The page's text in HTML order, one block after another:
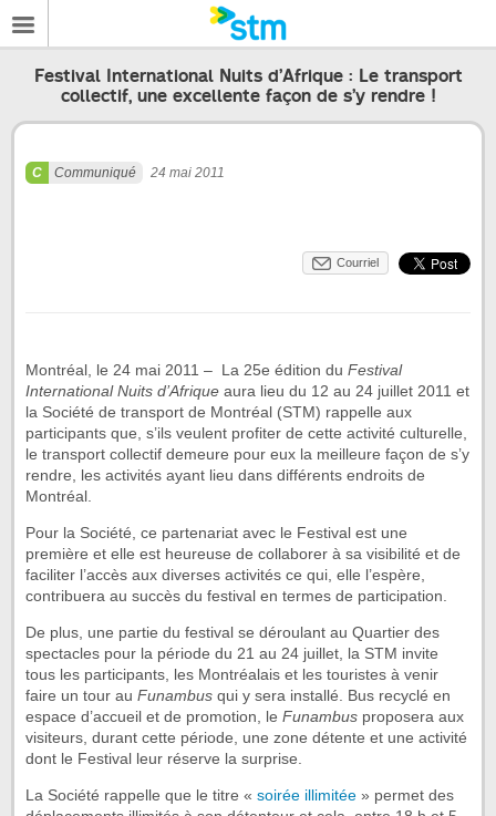
Festival International Nuits d’Afrique : Le transport
collectif, une excellente façon de s’y rendre !
Communiqué 24 mai 2011
Courriel
Montréal, le 24 mai 2011 – La 25e édition du Festival
International Nuits d’Afrique aura lieu du 12 au 24 juillet 2011 et
la Société de transport de Montréal (STM) rappelle aux
participants que, s’ils veulent profiter de cette activité culturelle,
le transport collectif demeure pour eux la meilleure façon de s’y
rendre, les activités ayant lieu dans différents endroits de
Montréal.
Pour la Société, ce partenariat avec le Festival est une
première et elle est heureuse de collaborer à sa visibilité et de
faciliter l’accès aux diverses activités ce qui, elle l’espère,
contribuera au succès du festival en termes de participation.
De plus, une partie du festival se déroulant au Quartier des
spectacles pour la période du 21 au 24 juillet, la STM invite
tous les participants, les Montréalais et les touristes à venir
faire un tour au Funambus qui y sera installé. Bus recyclé en
espace d’accueil et de promotion, le Funambus proposera aux
visiteurs, durant cette période, une zone détente et une activité
dont le Festival leur réserve la surprise.
La Société rappelle que le titre « soirée illimitée » permet des